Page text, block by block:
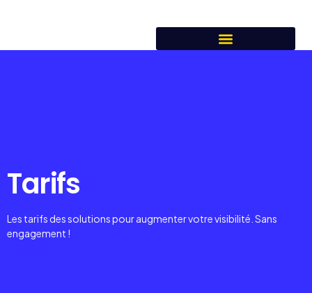
Tarifs
Les tarifs des solutions pour augmenter votre visibilité. Sans
engagement !